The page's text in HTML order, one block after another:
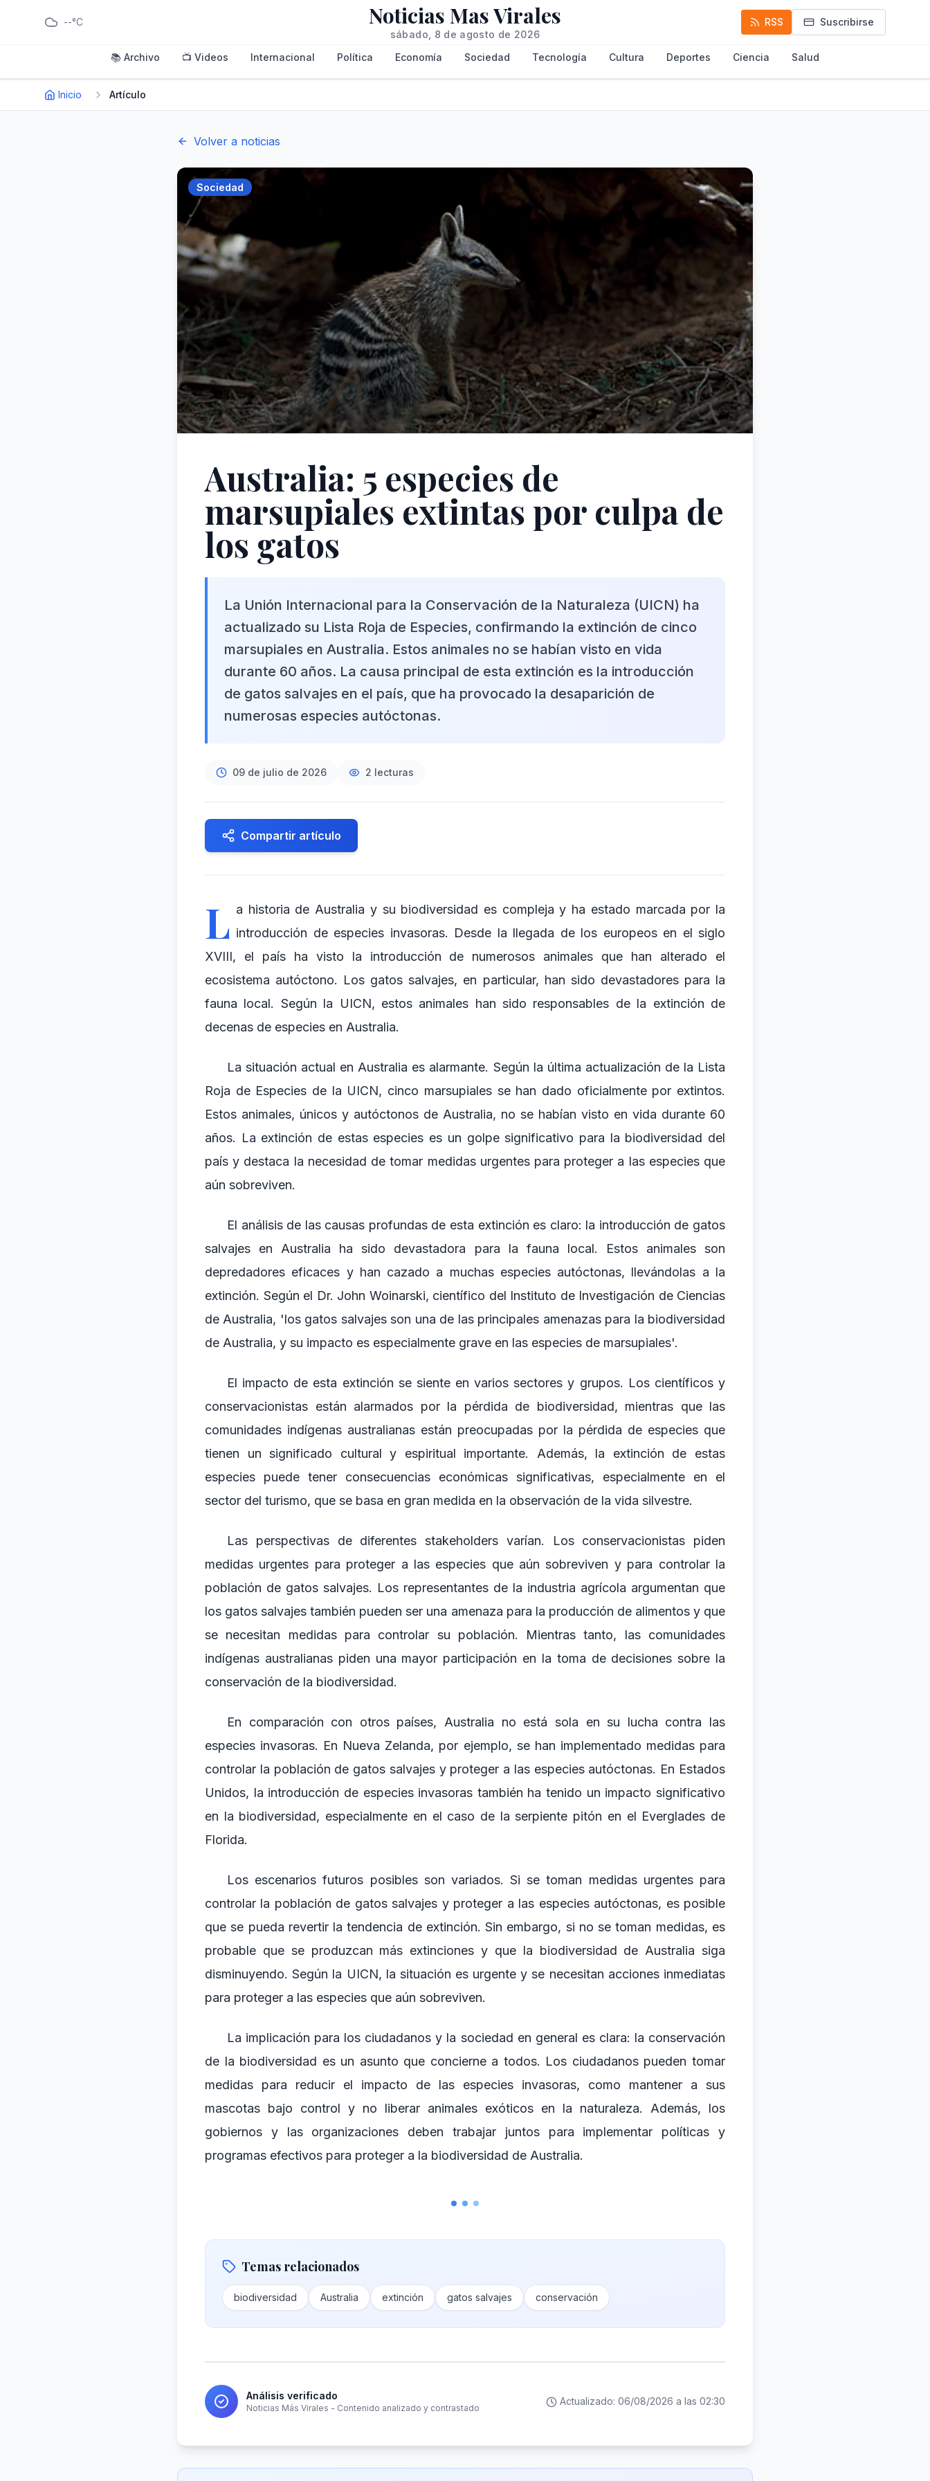
--°C Noticias Mas Virales
sábado, 8 de agosto de 2026
RSS Suscribirse
📚 Archivo 📺 Videos Internacional Política Economía Sociedad Tecnología Cultura Deportes Ciencia Salud
Inicio Artículo
Volver a noticias
Sociedad
Australia: 5 especies de
marsupiales extintas por culpa de
los gatos
La Unión Internacional para la Conservación de la Naturaleza (UICN) ha
actualizado su Lista Roja de Especies, confirmando la extinción de cinco
marsupiales en Australia. Estos animales no se habían visto en vida
durante 60 años. La causa principal de esta extinción es la introducción
de gatos salvajes en el país, que ha provocado la desaparición de
numerosas especies autóctonas.
09 de julio de 2026 2 lecturas
Compartir artículo
L a historia de Australia y su biodiversidad es compleja y ha estado marcada por la
introducción de especies invasoras. Desde la llegada de los europeos en el siglo
XVIII, el país ha visto la introducción de numerosos animales que han alterado el
ecosistema autóctono. Los gatos salvajes, en particular, han sido devastadores para la
fauna local. Según la UICN, estos animales han sido responsables de la extinción de
decenas de especies en Australia.
La situación actual en Australia es alarmante. Según la última actualización de la Lista
Roja de Especies de la UICN, cinco marsupiales se han dado oficialmente por extintos.
Estos animales, únicos y autóctonos de Australia, no se habían visto en vida durante 60
años. La extinción de estas especies es un golpe significativo para la biodiversidad del
país y destaca la necesidad de tomar medidas urgentes para proteger a las especies que
aún sobreviven.
El análisis de las causas profundas de esta extinción es claro: la introducción de gatos
salvajes en Australia ha sido devastadora para la fauna local. Estos animales son
depredadores eficaces y han cazado a muchas especies autóctonas, llevándolas a la
extinción. Según el Dr. John Woinarski, científico del Instituto de Investigación de Ciencias
de Australia, 'los gatos salvajes son una de las principales amenazas para la biodiversidad
de Australia, y su impacto es especialmente grave en las especies de marsupiales'.
El impacto de esta extinción se siente en varios sectores y grupos. Los científicos y
conservacionistas están alarmados por la pérdida de biodiversidad, mientras que las
comunidades indígenas australianas están preocupadas por la pérdida de especies que
tienen un significado cultural y espiritual importante. Además, la extinción de estas
especies puede tener consecuencias económicas significativas, especialmente en el
sector del turismo, que se basa en gran medida en la observación de la vida silvestre.
Las perspectivas de diferentes stakeholders varían. Los conservacionistas piden
medidas urgentes para proteger a las especies que aún sobreviven y para controlar la
población de gatos salvajes. Los representantes de la industria agrícola argumentan que
los gatos salvajes también pueden ser una amenaza para la producción de alimentos y que
se necesitan medidas para controlar su población. Mientras tanto, las comunidades
indígenas australianas piden una mayor participación en la toma de decisiones sobre la
conservación de la biodiversidad.
En comparación con otros países, Australia no está sola en su lucha contra las
especies invasoras. En Nueva Zelanda, por ejemplo, se han implementado medidas para
controlar la población de gatos salvajes y proteger a las especies autóctonas. En Estados
Unidos, la introducción de especies invasoras también ha tenido un impacto significativo
en la biodiversidad, especialmente en el caso de la serpiente pitón en el Everglades de
Florida.
Los escenarios futuros posibles son variados. Si se toman medidas urgentes para
controlar la población de gatos salvajes y proteger a las especies autóctonas, es posible
que se pueda revertir la tendencia de extinción. Sin embargo, si no se toman medidas, es
probable que se produzcan más extinciones y que la biodiversidad de Australia siga
disminuyendo. Según la UICN, la situación es urgente y se necesitan acciones inmediatas
para proteger a las especies que aún sobreviven.
La implicación para los ciudadanos y la sociedad en general es clara: la conservación
de la biodiversidad es un asunto que concierne a todos. Los ciudadanos pueden tomar
medidas para reducir el impacto de las especies invasoras, como mantener a sus
mascotas bajo control y no liberar animales exóticos en la naturaleza. Además, los
gobiernos y las organizaciones deben trabajar juntos para implementar políticas y
programas efectivos para proteger a la biodiversidad de Australia.
Temas relacionados
biodiversidad Australia extinción gatos salvajes conservación
Análisis verificado
Noticias Más Virales - Contenido analizado y contrastado
Actualizado: 06/08/2026 a las 02:30